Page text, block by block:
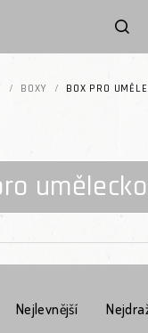
/ BOXY / BOX PRO
Nejlevnější